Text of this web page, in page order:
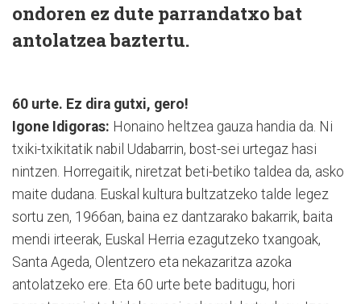
ondoren ez dute parrandatxo bat
antolatzea baztertu.
60 urte. Ez dira gutxi, gero!
Igone Idigoras: Honaino heltzea gauza handia da. Ni
txiki-txikitatik nabil Udabarrin, bost-sei urtegaz hasi
nintzen. Horregaitik, niretzat beti-betiko taldea da, asko
maite dudana. Euskal kultura bultzatzeko talde legez
sortu zen, 1966an, baina ez dantzarako bakarrik, baita
mendi irteerak, Euskal Herria ezagutzeko txangoak,
Santa Ageda, Olentzero eta nekazaritza azoka
antolatzeko ere. Eta 60 urte bete baditugu, hori